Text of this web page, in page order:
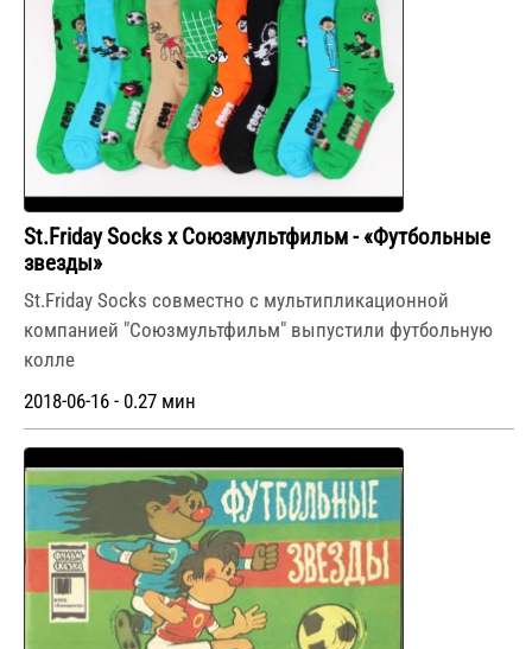
St.Friday Socks x Союзмультфильм - «Футбольные
звезды»
St.Friday Socks совместно с мультипликационной
компанией "Союзмультфильм" выпустили футбольную
колле
2018-06-16 - 0.27 мин